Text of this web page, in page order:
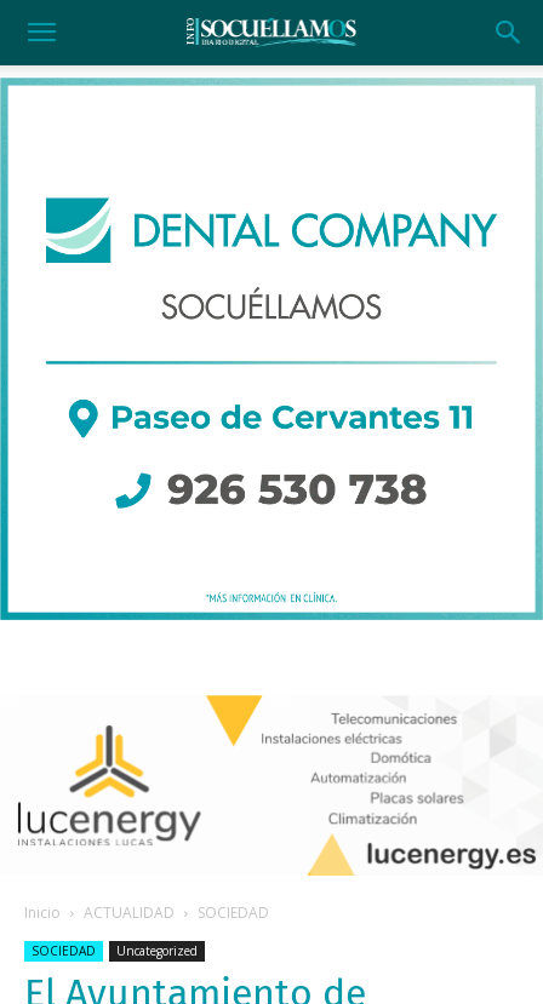
Inicio ACTUALIDAD SOCIEDAD
SOCIEDAD Uncategorized
El Ayuntamiento de